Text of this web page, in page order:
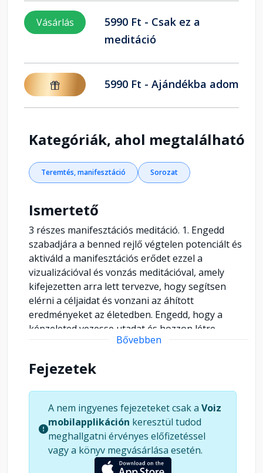
Vásárlás
5990 Ft - Csak ez a
meditáció
5990 Ft - Ajándékba adom
Kategóriák, ahol megtalálható
Teremtés, manifesztáció Sorozat
Ismertető
3 részes manifesztációs meditáció. 1. Engedd
szabadjára a benned rejlő végtelen potenciált és
aktiváld a manifesztációs erődet ezzel a
vizualizációval és vonzás meditációval, amely
kifejezetten arra lett tervezve, hogy segítsen
elérni a céljaidat és vonzani az áhított
eredményeket az életedben. Engedd, hogy a
képzeleted vezesse utadat és hozzon létre
valósággá mindazt, amit vágyakozol, hogy
boldogságot és teljességet. 2. Ez az erőteljes
elérni a bőséget az életben, valamint
megvalósítani az álmaidat. A második rész
tartalmaz továbbfejlesztett gyakorlatokat és
útmutatókat, amelyek inspirálóak és támogatóak
abban, hogy magabiztosan és hatékonyan vonzd
Bővebben
Fejezetek
A nem ingyenes fejezeteket csak a Voiz
mobilapplikáción keresztül tudod
meghallgatni érvényes előfizetéssel
vagy a könyv megvásárlása esetén.